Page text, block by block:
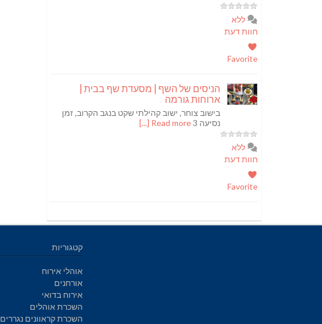
ללא
חוות דעת
Favorite
הניסים של השף | מסעדת שף בבית |
ארוחות גורמה
בישוב צוחר, ישוב קהילתי שקט בנגב הקרוב, זמן
נסיעה 3
Read more [...]
ללא
חוות דעת
Favorite
קטגוריות
אוהלי אירוח
אורחנים
אירוח בדואי
השכרת אוהלים
השכרת קראוונים נגררים